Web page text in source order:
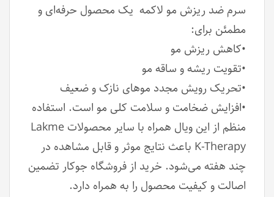
سرم ضد ریزش مو لاکمه یک محصول حرفه‌ای و
مطمئن برای:
•کاهش ریزش مو
•تقویت ریشه و ساقه مو
•تحریک رویش مجدد موهای نازک و ضعیف
•افزایش ضخامت و سلامت کلی مواست. استفاده
منظم از این ویال همراه با سایر محصولات Lakme
K-Therapy باعث نتایج موثر و قابل مشاهده در
چند هفته می‌شود. خرید از فروشگاه جوکار تضمین
اصالت و کیفیت محصول را به همراه دارد.